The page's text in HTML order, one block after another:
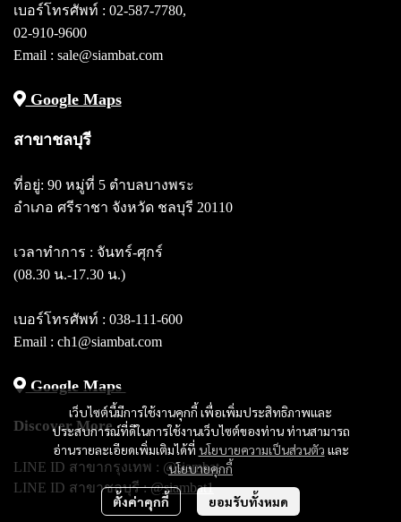
เว็บไซต์นี้มีการใช้งานคุกกี้ เพื่อเพิ่มประสิทธิภาพและ
ประสบการณ์ที่ดีในการใช้งานเว็บไซต์ของท่าน ท่านสามารถ
อ่านรายละเอียดเพิ่มเติมได้ที่ นโยบายความเป็นส่วนตัว และ
นโยบายคุกกี้
ตั้งค่าคุกกี้ ยอมรับทั้งหมด
เบอร์โทรศัพท์ : 02-587-7780,
02-910-9600
Email : sale@siambat.com
Google Maps
สาขาชลบุรี
ที่อยู่: 90 หมู่ที่ 5 ตำบลบางพระ
อำเภอ ศรีราชา จังหวัด ชลบุรี 20110
เวลาทำการ : จันทร์-ศุกร์
(08.30 น.-17.30 น.)
เบอร์โทรศัพท์ : 038-111-600
Email : ch1@siambat.com
Google Maps
Discover More
LINE ID สาขากรุงเทพ : @siambat
LINE ID สาขาชลบุรี :@siambat1